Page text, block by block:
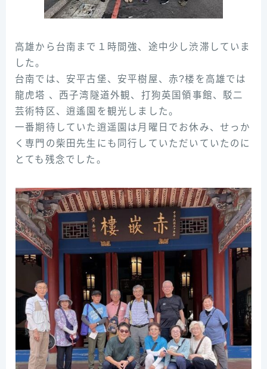
高雄から台南まで１時間強、途中少し渋滞していま
した。
台南では、安平古堡、安平樹屋、赤?楼を高雄では
龍虎塔 、西子湾隧道外観、打狗英国領事館、駁二
芸術特区、逍遙園を観光しました。
一番期待していた逍遥園は月曜日でお休み、せっか
く専門の柴田先生にも同行していただいていたのに
とても残念でした。